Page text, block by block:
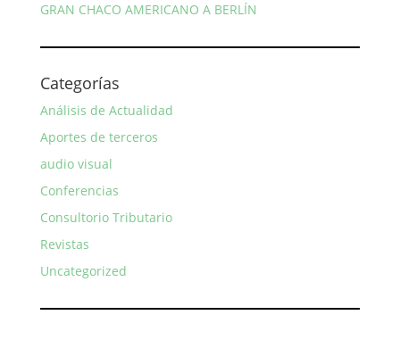
GRAN CHACO AMERICANO A BERLÍN
Categorías
Análisis de Actualidad
Aportes de terceros
audio visual
Conferencias
Consultorio Tributario
Revistas
Uncategorized